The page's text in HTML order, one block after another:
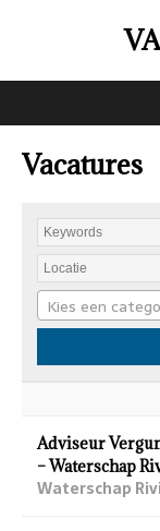
Vacatures
Kies een
Adviseur
– Waterschap
Waterschap